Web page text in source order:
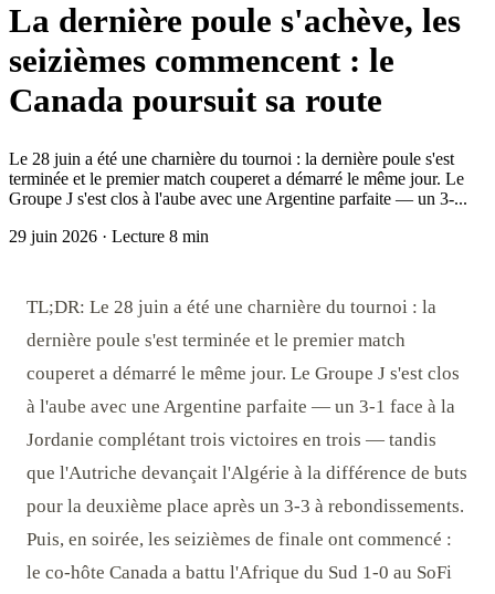
La dernière poule s'achève, les
seizièmes commencent : le
Canada poursuit sa route
Le 28 juin a été une charnière du tournoi : la dernière poule s'est
terminée et le premier match couperet a démarré le même jour. Le
Groupe J s'est clos à l'aube avec une Argentine parfaite — un 3-...
29 juin 2026 · Lecture 8 min
TL;DR: Le 28 juin a été une charnière du tournoi : la
dernière poule s'est terminée et le premier match
couperet a démarré le même jour. Le Groupe J s'est clos
à l'aube avec une Argentine parfaite — un 3-1 face à la
Jordanie complétant trois victoires en trois — tandis
que l'Autriche devançait l'Algérie à la différence de buts
pour la deuxième place après un 3-3 à rebondissements.
Puis, en soirée, les seizièmes de finale ont commencé :
le co-hôte Canada a battu l'Afrique du Sud 1-0 au SoFi